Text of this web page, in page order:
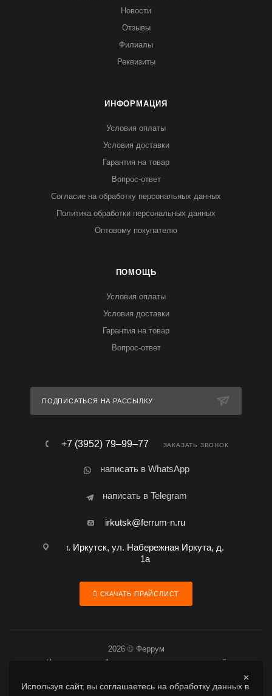
Новости
Отзывы
Филиалы
Реквизиты
ИНФОРМАЦИЯ
Условия оплаты
Условия доставки
Гарантия на товар
Вопрос-ответ
Согласие на обработку персональных данных
Политика обработки персональных данных
Оптовому покупателю
ПОМОЩЬ
Условия оплаты
Условия доставки
Гарантия на товар
Вопрос-ответ
ПОДПИСАТЬСЯ НА РАССЫЛКУ
+7 (3952) 79‒99‒77 ЗАКАЗАТЬ ЗВОНОК
написать в WhatsApp
написать в Telegram
irkutsk@ferrum-n.ru
г. Иркутск, ул. Набережная Иркута, д.
1а
СКАЧАТЬ ПРАЙСЛИСТ
2026 © Феррум
Цена товара за 1 шт. является предварительной
Используя сайт, вы соглашаетесь на обработку данных в